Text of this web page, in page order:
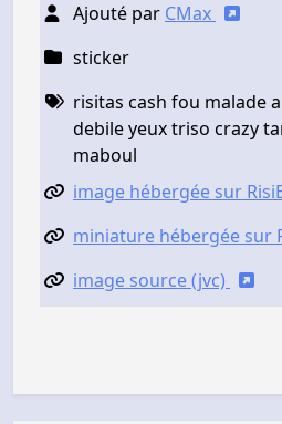
Ajouté par CMax
sticker
risitas cash fou malade
debile yeux triso crazy
maboul
image hébergée sur
miniature hébergée sur
image source (jvc)